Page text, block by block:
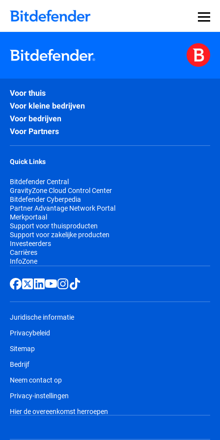
Voor thuis
Voor kleine bedrijven
Voor bedrijven
Voor Partners
Quick Links
Bitdefender Central
GravityZone Cloud Control Center
Bitdefender Cyberpedia
Partner Advantage Network Portal
Merkportaal
Support voor thuisproducten
Support voor zakelijke producten
Investeerders
Carrières
InfoZone
Juridische informatie
Privacybeleid
Sitemap
Bedrijf
Neem contact op
Privacy-instellingen
Hier de overeenkomst herroepen